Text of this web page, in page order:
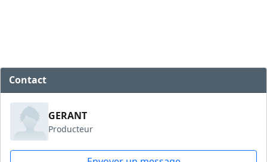
Contact
GERANT
Producteur